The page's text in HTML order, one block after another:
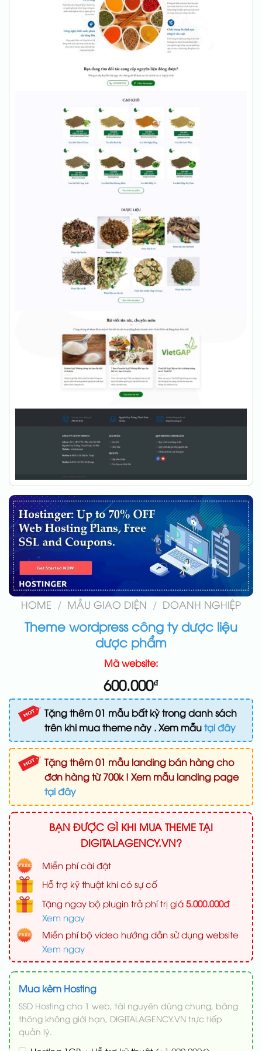
HOME / MẪU GIAO DIỆN / DOANH NGHIỆP
Theme wordpress công ty dược liệu
dược phẩm
Mã website:
600.000₫
Tặng thêm 01 mẫu bất kỳ trong danh sách
trên khi mua theme này . Xem mẫutại đây
Tặng thêm 01 mẫu landing bán hàng cho
đơn hàng từ 700k ! Xem mẫu landing page
tại đây
BẠN ĐƯỢC GÌ KHI MUA THEME TẠI
DIGITALAGENCY.VN?
Miễn phí cài đặt
Hỗ trợ kỹ thuật khi có sự cố
Tặng ngay bộ plugin trả phí trị giá 5.000.000đ
Xem ngay
Miễn phí bộ video hướng dẫn sử dụng website
Xem ngay
Mua kèm Hosting
SSD Hosting cho 1 web, tài nguyên dùng chung, băng
thông không giới hạn, DIGITALAGENCY.VN trực tiếp
quản lý.